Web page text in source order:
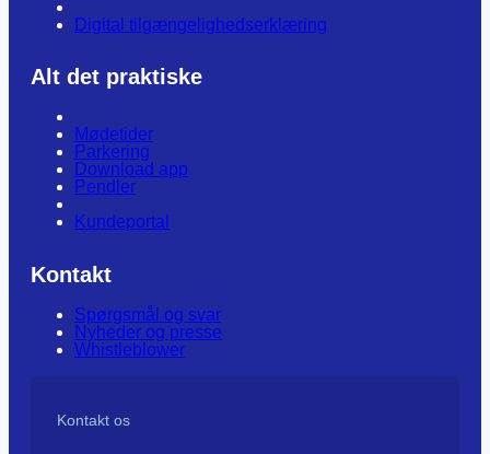
Digital tilgængelighedserklæring
Alt det praktiske
Mødetider
Parkering
Download app
Pendler
Kundeportal
Kontakt
Spørgsmål og svar
Nyheder og presse
Whistleblower
Kontakt os